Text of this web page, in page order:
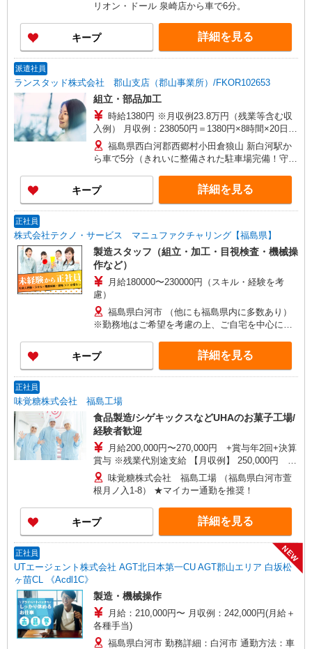
リオン・ドール 泉崎店から車で6分。
キープ 詳細を見る
派遣社員
ランスタッド株式会社 郡山支店（郡山事業所）/FKOR102653
組立・部品加工
時給1380円 ※月収例23.8万円（残業等含む収
入例） 月収例：238050円＝1380円×8時間×20日勤
務＋残業10時間の場合、交通費別途支給 ※交通費
実費支給／当社規定あり。
福島県西白河郡西郷村小田倉狼山 新白河駅か
ら車で5分（きれいに整備された駐車場完備！守衛
キープ 詳細を見る
正社員
株式会社テクノ・サービス マニュファクチャリング【福島県】
製造スタッフ（組立・加工・目視検査・機械操
作など）
月給180000〜230000円（スキル・経験を考
慮）
福島県白河市 （他にも福島県内に多数あり）
※勤務地はご希望を考慮の上、ご自宅を中心に通
し）
キープ 詳細を見る
正社員
味覚糖株式会社 福島工場
食品製造/シゲキックスなどUHAのお菓子工場/
経験者歓迎
月給200,000円〜270,000円 +賞与年2回+決算
賞与 ※残業代別途支給 【月収例】 250,000円
+賞与 （25歳既婚・子供1人/各種手当含む） ※経
験、スキル等判断の上、同社規程にて優遇
味覚糖株式会社 福島工場 （福島県白河市萱
根月ノ入1-8） ★マイカー通勤を推奨！
キープ 詳細を見る
正社員
UTエージェント株式会社 AGT北日本第一CU AGT郡山エリア 白坂松
ヶ苗CL 《Acdl1C》
NEW
製造・機械操作
月給：210,000円〜 月収例：242,000円(月給＋
各種手当)
福島県白河市 勤務詳細：白河市 通勤方法：車